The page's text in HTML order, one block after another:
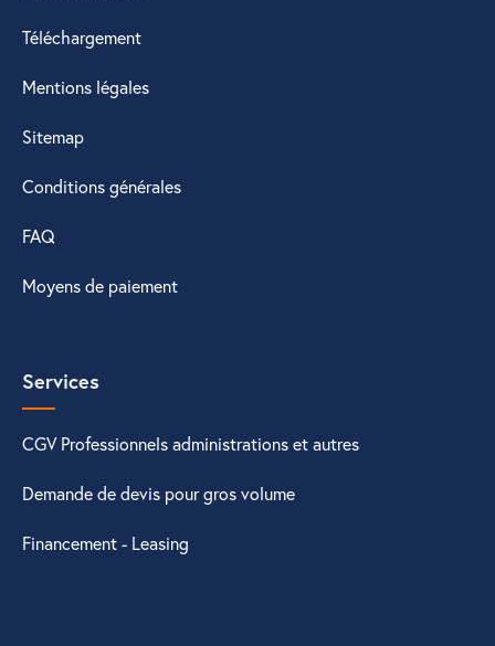
Téléchargement
Mentions légales
Sitemap
Conditions générales
FAQ
Moyens de paiement
Services
CGV Professionnels administrations et autres
Demande de devis pour gros volume
Financement - Leasing